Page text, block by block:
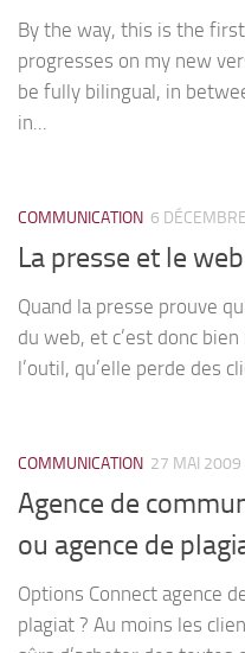
By the way, this is the
progresses on my new
be fully bilingual, in
in...
COMMUNICATION 6
La presse et le web
Quand la presse prouve
du web, et c’est donc
l’outil, qu’elle perde des
COMMUNICATION 27 MAI 2009
Agence de
ou agence de
Options Connect agence
plagiat ? Au moins les